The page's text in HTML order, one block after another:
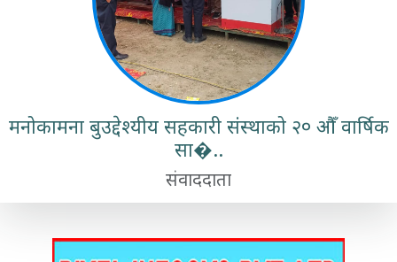
मनोकामना बुउद्देश्यीय सहकारी संस्थाको २० औँ वार्षिक
सा�..
संवाददाता